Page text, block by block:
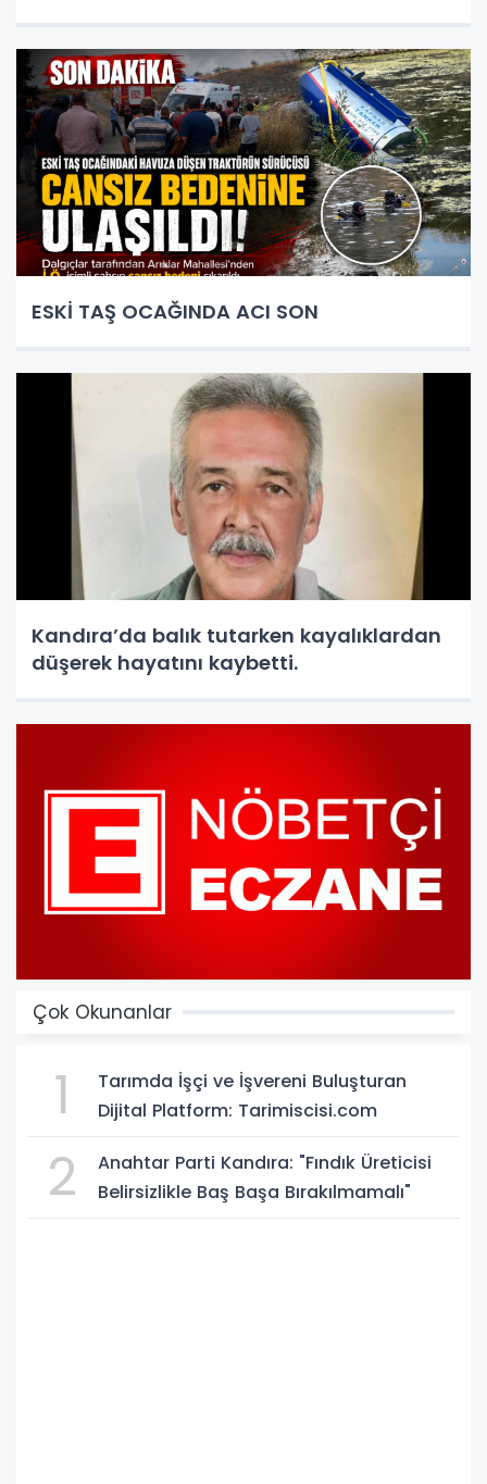
ESKİ TAŞ OCAĞINDA ACI SON
Kandıra’da balık tutarken kayalıklardan
düşerek hayatını kaybetti.
Çok Okunanlar
1
Tarımda İşçi ve İşvereni Buluşturan
Dijital Platform: Tarimiscisi.com
2
Anahtar Parti Kandıra: "Fındık Üreticisi
Belirsizlikle Baş Başa Bırakılmamalı"